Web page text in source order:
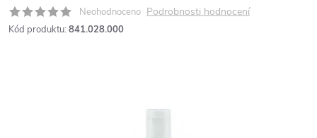
Neohodnoceno Podrobnosti hodnocení
Kód produktu: 841.028.000